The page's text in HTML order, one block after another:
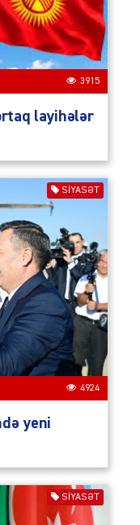
3915
layihələr
SIYASƏT
4924
yeni
SIYASƏT